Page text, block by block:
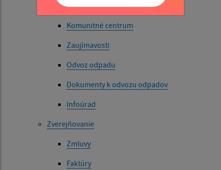
Kultúra
Komunitné centrum
Zaujímavosti
Odvoz odpadu
Dokumenty k odvozu odpadov
Infoúrad
Zverejňovanie
Zmluvy
Faktúry